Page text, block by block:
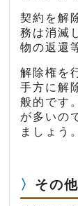
契約を解
務は消滅
物の返還
解除権を
手方に解
般的です
が多いの
ましょう。
その